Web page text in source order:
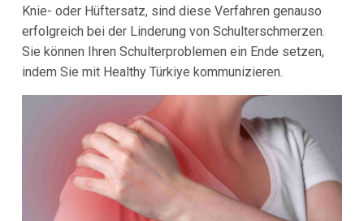
Knie- oder Hüftersatz, sind diese Verfahren genauso
erfolgreich bei der Linderung von Schulterschmerzen.
Sie können Ihren Schulterproblemen ein Ende setzen,
indem Sie mit Healthy Türkiye kommunizieren.